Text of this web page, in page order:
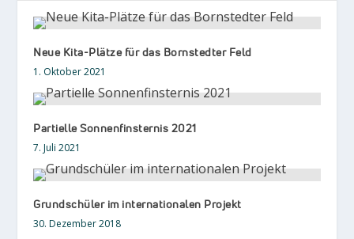
Neue Kita-Plätze für das Bornstedter Feld
1. Oktober 2021
Partielle Sonnenfinsternis 2021
7. Juli 2021
Grundschüler im internationalen Projekt
30. Dezember 2018